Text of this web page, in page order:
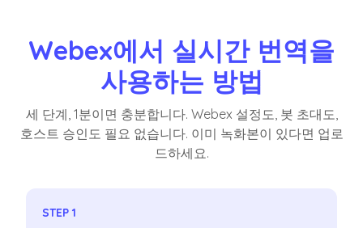
Webex에서 실시간 번역을
사용하는 방법
세 단계, 1분이면 충분합니다. Webex 설정도, 봇 초대도,
호스트 승인도 필요 없습니다. 이미 녹화본이 있다면 업로
드하세요.
STEP 1